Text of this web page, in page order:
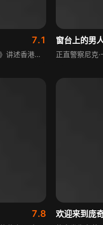
7.1
《血腥Friday》讲述香港发生连串凶杀案，死者均为夜之女，作案手法凶残，凶手驾驶电单车、手持硬物，案发时间均为星期五晚上，被传媒命名。卓雄授命办案，在杀手出没处布下天罗地网，以五十名美艳女警为饵，安排狙击手、便衣探员与电单车追截队伍，行动最终失败，卓雄的女友被杀害，卓雄追凶与杀手大打一场仍让其逃走，此后同事认定卓雄无人性，健也因此与卓雄结怨。
窗台上的男
7.8 欢迎来到庞